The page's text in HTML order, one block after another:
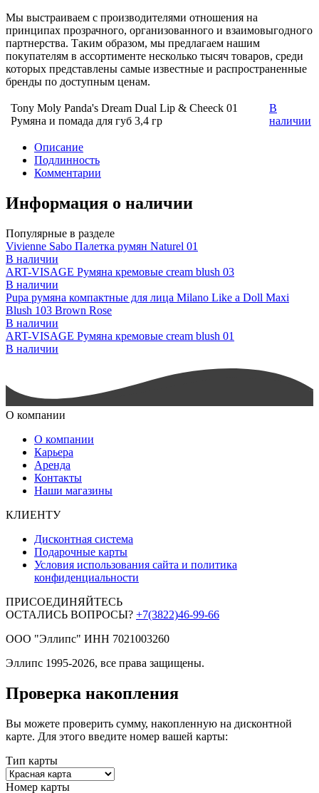
Мы выстраиваем с производителями отношения на
принципах прозрачного, организованного и взаимовыгодного
партнерства. Таким образом, мы предлагаем нашим
покупателям в ассортименте несколько тысяч товаров, среди
которых представлены самые известные и распространенные
бренды по доступным ценам.
Tony Moly Panda's Dream Dual Lip & Сheeck 01
Румяна и помада для губ 3,4 гр
В
наличии
Описание
Подлинность
Комментарии
Информация о наличии
Популярные в разделе
Vivienne Sabo Палетка румян Naturel 01
В наличии
ART-VISAGE Румяна кремовые cream blush 03
В наличии
Pupa румяна компактные для лица Milano Like a Doll Maxi
Blush 103 Brown Rose
В наличии
ART-VISAGE Румяна кремовые cream blush 01
В наличии
О компании
О компании
Карьера
Аренда
Контакты
Наши магазины
КЛИЕНТУ
Дисконтная система
Подарочные карты
Условия использования сайта и политика
конфиденциальности
ПРИСОЕДИНЯЙТЕСЬ
ОСТАЛИСЬ ВОПРОСЫ? +7(3822)46-99-66
ООО "Эллипс" ИНН 7021003260
Эллипс 1995-2026, все права защищены.
Проверка накопления
Вы можете проверить сумму, накопленную на дисконтной
карте. Для этого введите номер вашей карты:
Тип карты
Номер карты